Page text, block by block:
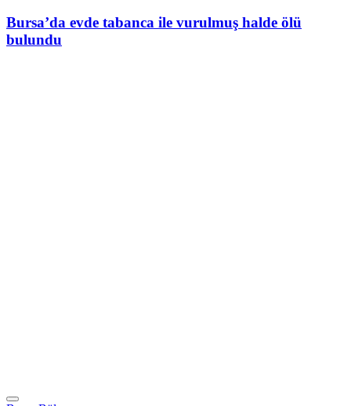
Bursa’da evde tabanca ile vurulmuş halde ölü
bulundu